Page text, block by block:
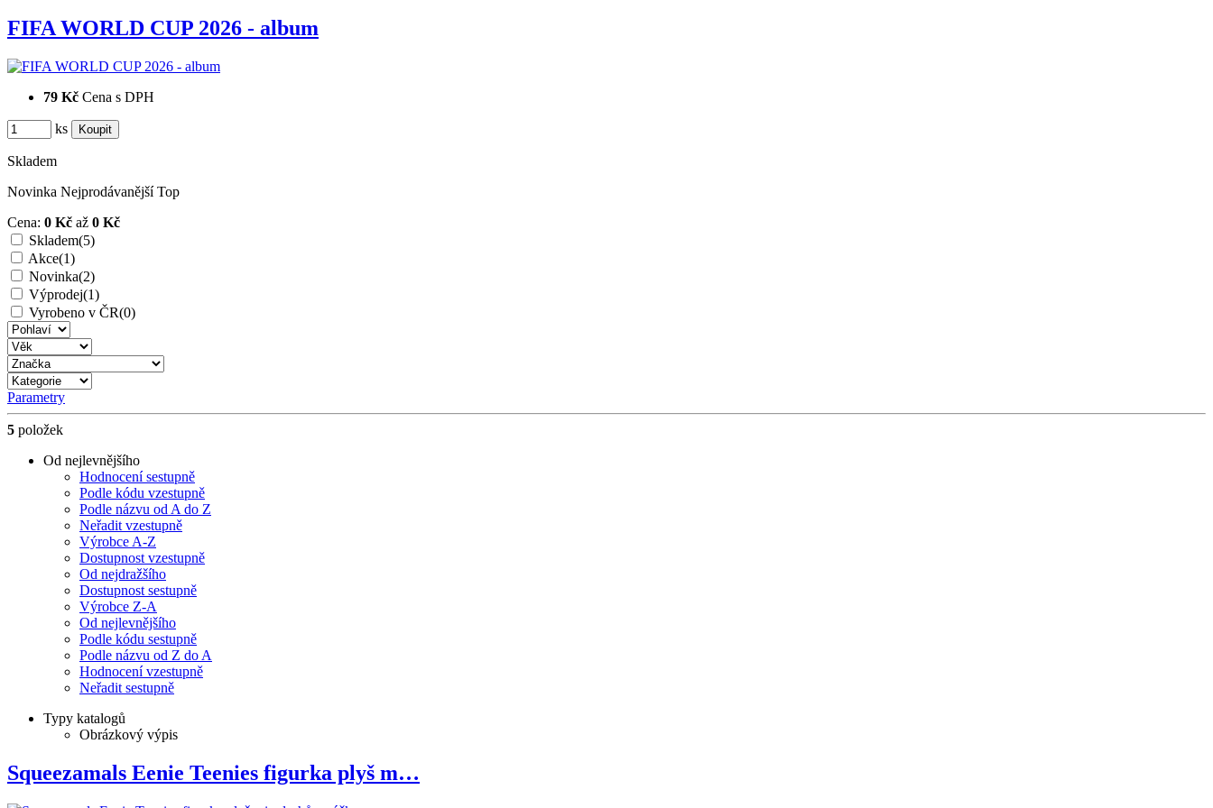
FIFA WORLD CUP 2026 - album
79 Kč Cena s DPH
ks
Skladem
Novinka Nejprodávanější Top
Cena: 0 Kč až 0 Kč
Skladem(5)
Akce(1)
Novinka(2)
Výprodej(1)
Vyrobeno v ČR(0)
Parametry
5 položek
Od nejlevnějšího
Hodnocení sestupně
Podle kódu vzestupně
Podle názvu od A do Z
Neřadit vzestupně
Výrobce A-Z
Dostupnost vzestupně
Od nejdražšího
Dostupnost sestupně
Výrobce Z-A
Od nejlevnějšího
Podle kódu sestupně
Podle názvu od Z do A
Hodnocení vzestupně
Neřadit sestupně
Typy katalogů
Obrázkový výpis
Squeezamals Eenie Teenies figurka plyš m…